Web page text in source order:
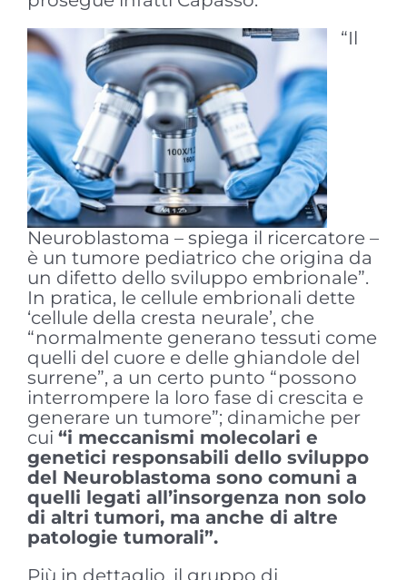
“Il
Neuroblastoma – spiega il ricercatore –
è un tumore pediatrico che origina da
un difetto dello sviluppo embrionale”.
In pratica, le cellule embrionali dette
‘cellule della cresta neurale’, che
“normalmente generano tessuti come
quelli del cuore e delle ghiandole del
surrene”, a un certo punto “possono
interrompere la loro fase di crescita e
generare un tumore”; dinamiche per
cui “i meccanismi molecolari e
genetici responsabili dello sviluppo
del Neuroblastoma sono comuni a
quelli legati all’insorgenza non solo
di altri tumori, ma anche di altre
patologie tumorali”.
Più in dettaglio, il gruppo di